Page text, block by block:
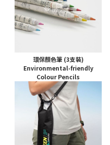
環保顏色筆 (3支裝)
Environmental-friendly
Colour Pencils